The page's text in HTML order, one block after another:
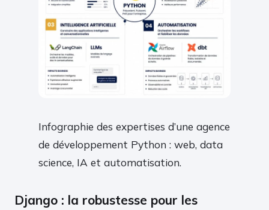
Infographie des expertises d’une agence
de développement Python : web, data
science, IA et automatisation.
Django : la robustesse pour les